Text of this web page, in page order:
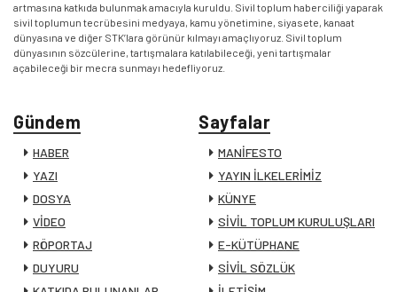
artmasına katkıda bulunmak amacıyla kuruldu. Sivil toplum haberciliği yaparak
sivil toplumun tecrübesini medyaya, kamu yönetimine, siyasete, kanaat
dünyasına ve diğer STK’lara görünür kılmayı amaçlıyoruz. Sivil toplum
dünyasının sözcülerine, tartışmalara katılabileceği, yeni tartışmalar
açabileceği bir mecra sunmayı hedefliyoruz.
Gündem
HABER
YAZI
DOSYA
VİDEO
RÖPORTAJ
DUYURU
Sayfalar
MANİFESTO
YAYIN İLKELERİMİZ
KÜNYE
SİVİL TOPLUM KURULUŞLARI
E-KÜTÜPHANE
SİVİL SÖZLÜK